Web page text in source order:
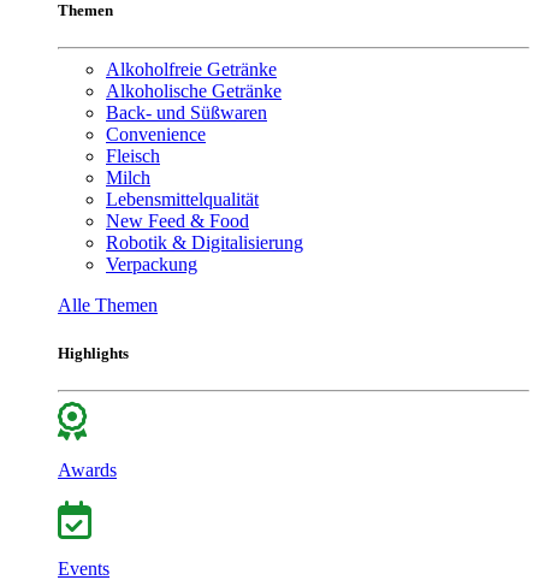
Themen
Alkoholfreie Getränke
Alkoholische Getränke
Back- und Süßwaren
Convenience
Fleisch
Milch
Lebensmittelqualität
New Feed & Food
Robotik & Digitalisierung
Verpackung
Alle Themen
Highlights
Awards
Events